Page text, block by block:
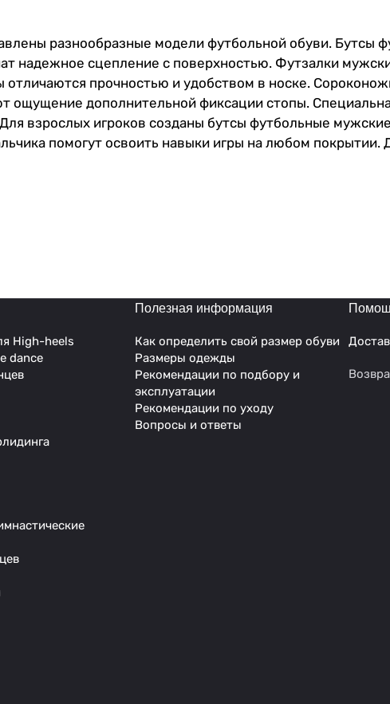
разнообразные модели футбольной обуви. Бутсы
надежное сцепление с поверхностью. Футзалки
прочностью и удобством в носке.
ощущение дополнительной фиксации стопы.
взрослых игроков созданы бутсы футбольные
помогут освоить навыки игры на любом
станут отличным выбором для мальчиков и
ног во время тренировок и матчей. Они имеют
своих спортивных целей. ВНИМАНИЕ! БУТСЫ
High-heels
dance
Полезная информация
Как определить свой размер обуви
Размеры одежды
Рекомендации по подбору и
эксплуатации
Рекомендации по уходу
Вопросы и ответы